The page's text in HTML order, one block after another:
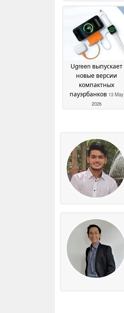
Ugreen выпускает
новые версии
компактных
пауэрбанков 13 May
2026